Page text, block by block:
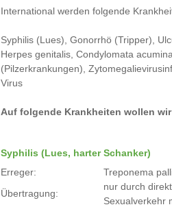
International werden folgende
Syphilis (Lues), Gonorrhö (Tripper),
Herpes genitalis, Condylomata
(Pilzerkrankungen),
Virus
Auf folgende Krankheiten wollen
Syphilis (Lues, harter Schanker)
Erreger:
Treponema
Übertragung:
nur durch
Sexualverkehr